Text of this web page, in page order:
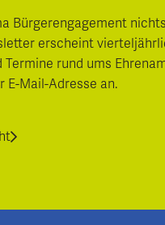
Bürgerengagement
erscheint
Termine rund ums
E-Mail-Adresse an.